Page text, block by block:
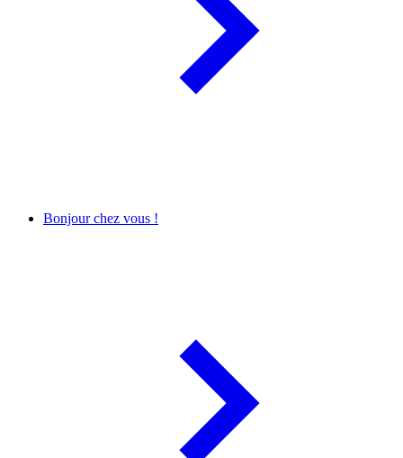
Bonjour chez vous !